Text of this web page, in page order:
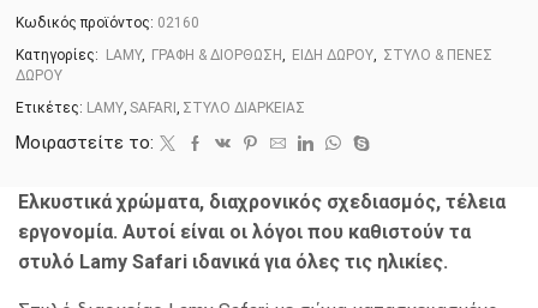
Κωδικός προϊόντος: 02160
Κατηγορίες:
LAMY, ΓΡΑΦΗ & ΔΙΟΡΘΩΣΗ, ΕΙΔΗ ΔΩΡΟΥ, ΣΤΥΛΟ & ΠΕΝΕΣ
ΔΩΡΟΥ
Ετικέτες: LAMY, SAFARI , ΣΤΥΛΟ ΔΙΑΡΚΕΙΑΣ
Μοιραστείτε το:
Ελκυστικά χρώματα, διαχρονικός σχεδιασμός, τέλεια
εργονομία. Αυτοί είναι οι λόγοι που καθιστούν τα
στυλό Lamy Safari ιδανικά για όλες τις ηλικίες.